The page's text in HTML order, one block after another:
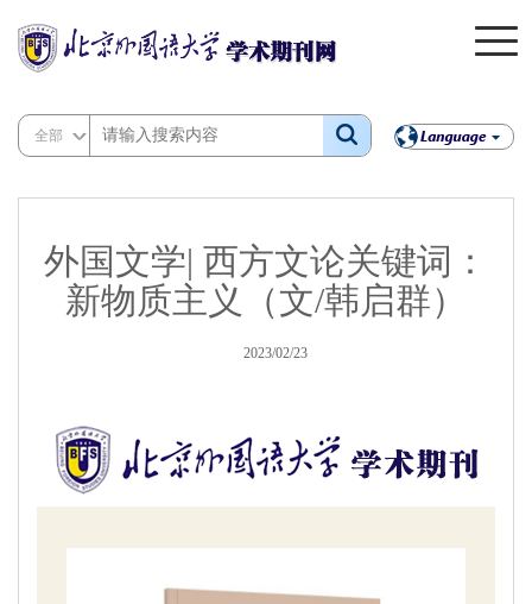
全部
外国文学| 西方文论关键词：
新物质主义（文/韩启群）
2023/02/23